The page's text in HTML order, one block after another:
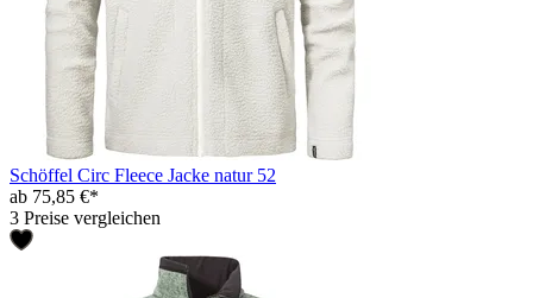
Schöffel Circ Fleece Jacke natur 52
ab 75,85 €*
3 Preise vergleichen